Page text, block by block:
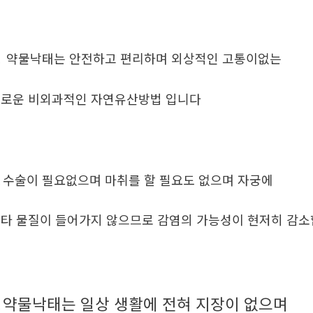
약물낙태는 안전하고 편리하며 외상적인 고통이없는
운 비외과적인 자연유산방법 입니다
술이 필요없으며 마취를 할 필요도 없으며 자궁에
물질이 들어가지 않으므로 감염의 가능성이 현저히 감
약물낙태는 일상 생활에 전혀 지장이 없으며